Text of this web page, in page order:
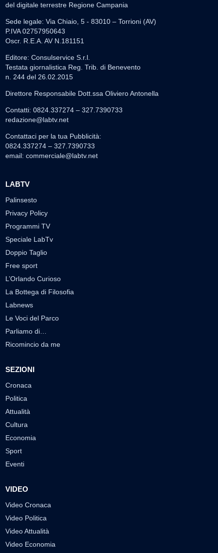
del digitale terrestre Regione Campania
Sede legale: Via Chiaio, 5 - 83010 – Torrioni (AV)
P.IVA 02757950643
Oscr. R.E.A. AV N.181151
Editore: Consulservice S.r.l.
Testata giornalistica Reg. Trib. di Benevento
n. 244 del 26.02.2015
Direttore Responsabile Dott.ssa Oliviero Antonella
Contatti: 0824.337274 – 327.7390733
redazione@labtv.net
Contattaci per la tua Pubblicità:
0824.337274 – 327.7390733
email: commerciale@labtv.net
LABTV
Palinsesto
Privacy Policy
Programmi TV
Speciale LabTv
Doppio Taglio
Free sport
L’Orlando Curioso
La Bottega di Filosofia
Labnews
Le Voci del Parco
Parliamo di…
Ricomincio da me
SEZIONI
Cronaca
Politica
Attualità
Cultura
Economia
Sport
Eventi
VIDEO
Video Cronaca
Video Politica
Video Attualità
Video Economia